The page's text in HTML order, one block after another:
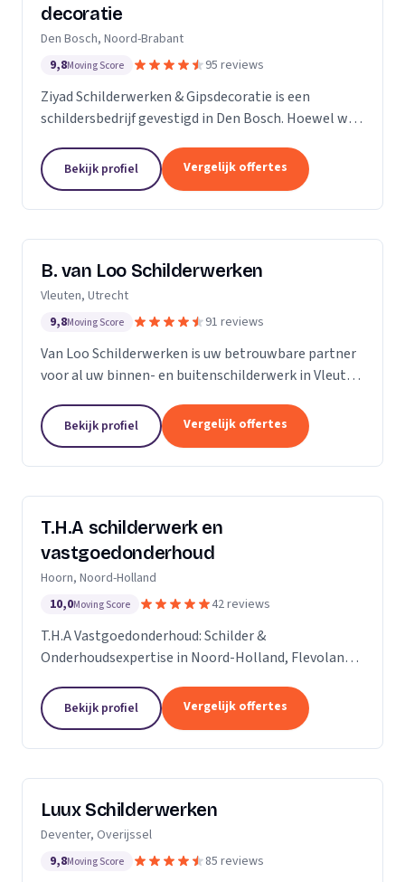
decoratie
Den Bosch, Noord-Brabant
9,8Moving Score 95 reviews
Ziyad Schilderwerken & Gipsdecoratie is een
schildersbedrijf gevestigd in Den Bosch. Hoewel we
vakmensen die al vele jaren actief zijn in de...
Bekijk profiel Vergelijk offertes
B. van Loo Schilderwerken
Vleuten, Utrecht
9,8Moving Score 91 reviews
Van Loo Schilderwerken is uw betrouwbare partner
voor al uw binnen- en buitenschilderwerk in Vleuten
branche, onderscheiden we ons door onze...
Bekijk profiel Vergelijk offertes
T.H.A schilderwerk en
vastgoedonderhoud
Hoorn, Noord-Holland
10,0Moving Score 42 reviews
T.H.A Vastgoedonderhoud: Schilder &
Onderhoudsexpertise in Noord-Holland, Flevoland
Bekijk profiel Vergelijk offertes
Luux Schilderwerken
Deventer, Overijssel
9,8Moving Score 85 reviews